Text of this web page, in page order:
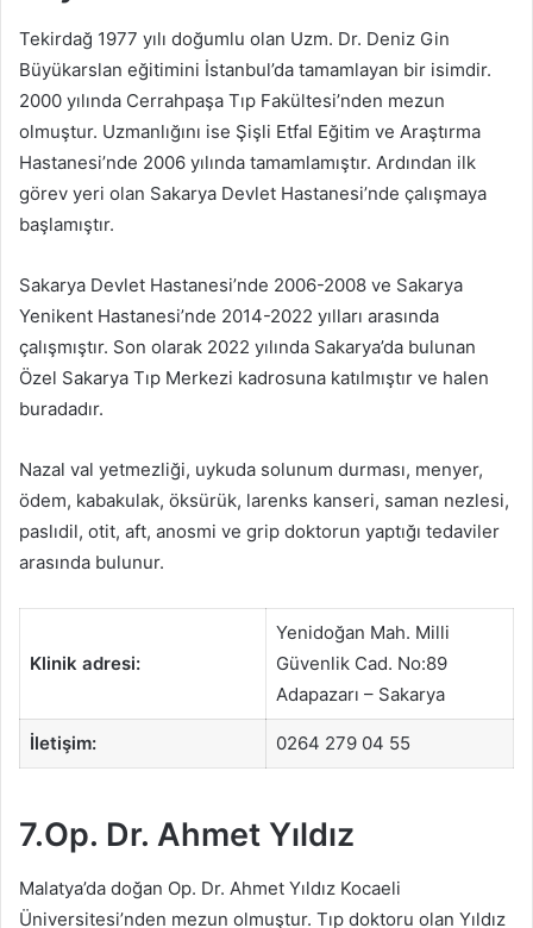
Tekirdağ 1977 yılı doğumlu olan Uzm. Dr. Deniz Gin
Büyükarslan eğitimini İstanbul’da tamamlayan bir isimdir.
2000 yılında Cerrahpaşa Tıp Fakültesi’nden mezun
olmuştur. Uzmanlığını ise Şişli Etfal Eğitim ve Araştırma
Hastanesi’nde 2006 yılında tamamlamıştır. Ardından ilk
görev yeri olan Sakarya Devlet Hastanesi’nde çalışmaya
başlamıştır.
Sakarya Devlet Hastanesi’nde 2006-2008 ve Sakarya
Yenikent Hastanesi’nde 2014-2022 yılları arasında
çalışmıştır. Son olarak 2022 yılında Sakarya’da bulunan
Özel Sakarya Tıp Merkezi kadrosuna katılmıştır ve halen
buradadır.
Nazal val yetmezliği, uykuda solunum durması, menyer,
ödem, kabakulak, öksürük, larenks kanseri, saman nezlesi,
paslıdil, otit, aft, anosmi ve grip doktorun yaptığı tedaviler
arasında bulunur.
Klinik adresi:
Yenidoğan Mah. Milli
Güvenlik Cad. No:89
Adapazarı – Sakarya
İletişim: 0264 279 04 55
7.Op. Dr. Ahmet Yıldız
Malatya’da doğan Op. Dr. Ahmet Yıldız Kocaeli
Üniversitesi’nden mezun olmuştur. Tıp doktoru olan Yıldız